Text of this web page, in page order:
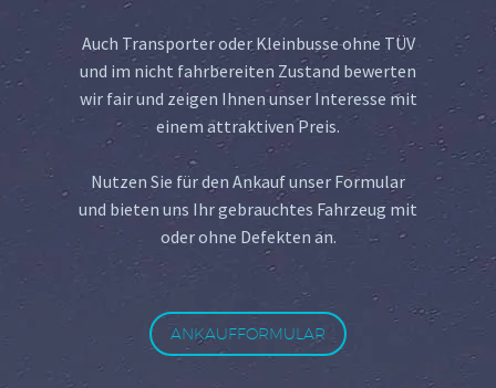
Auch Transporter oder Kleinbusse ohne TÜV
und im nicht fahrbereiten Zustand bewerten
wir fair und zeigen Ihnen unser Interesse mit
einem attraktiven Preis.
Nutzen Sie für den Ankauf unser Formular
und bieten uns Ihr gebrauchtes Fahrzeug mit
oder ohne Defekten an.
ANKAUFFORMULAR